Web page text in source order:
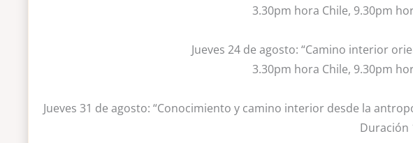
3.30pm hora Chile, 9.30pm
Jueves 24 de agosto: “Camino interior
3.30pm hora Chile, 9.30pm
Jueves 31 de agosto: “Conocimiento y camino interior desde la
Duración